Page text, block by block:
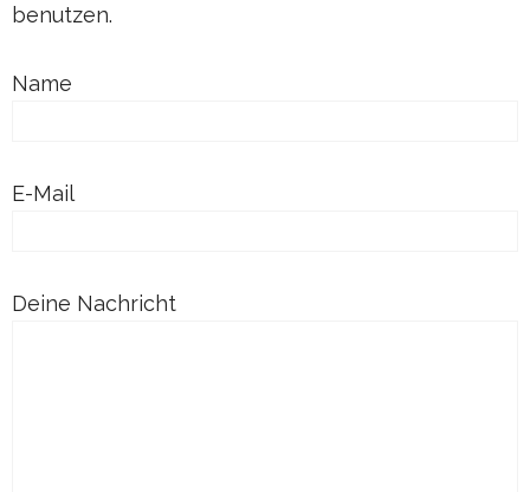
benutzen.
Name
E-Mail
Deine Nachricht